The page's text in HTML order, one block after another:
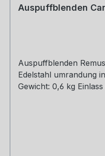
Auspuffblenden
Auspuffblenden
Edelstahl umrandung
Gewicht: 0,6 kg